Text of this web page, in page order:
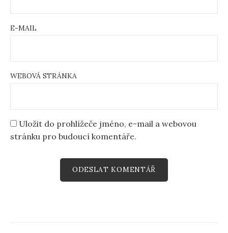
E-MAIL
WEBOVÁ STRÁNKA
Uložit do prohlížeče jméno, e-mail a webovou
stránku pro budoucí komentáře.